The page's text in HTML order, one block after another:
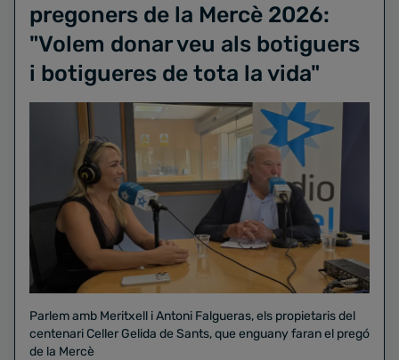
pregoners de la Mercè 2026:
"Volem donar veu als botiguers
i botigueres de tota la vida"
Parlem amb Meritxell i Antoni Falgueras, els propietaris del
centenari Celler Gelida de Sants, que enguany faran el pregó
de la Mercè